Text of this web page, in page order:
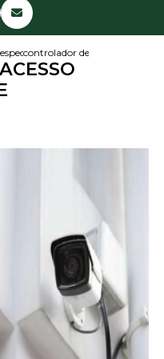
em controlador de
controlador de acesso